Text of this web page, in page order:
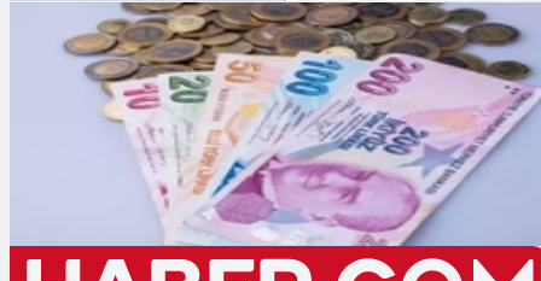
Emekli Yılı Bitti; Ulaşımda İndirimler Kaldırıldı